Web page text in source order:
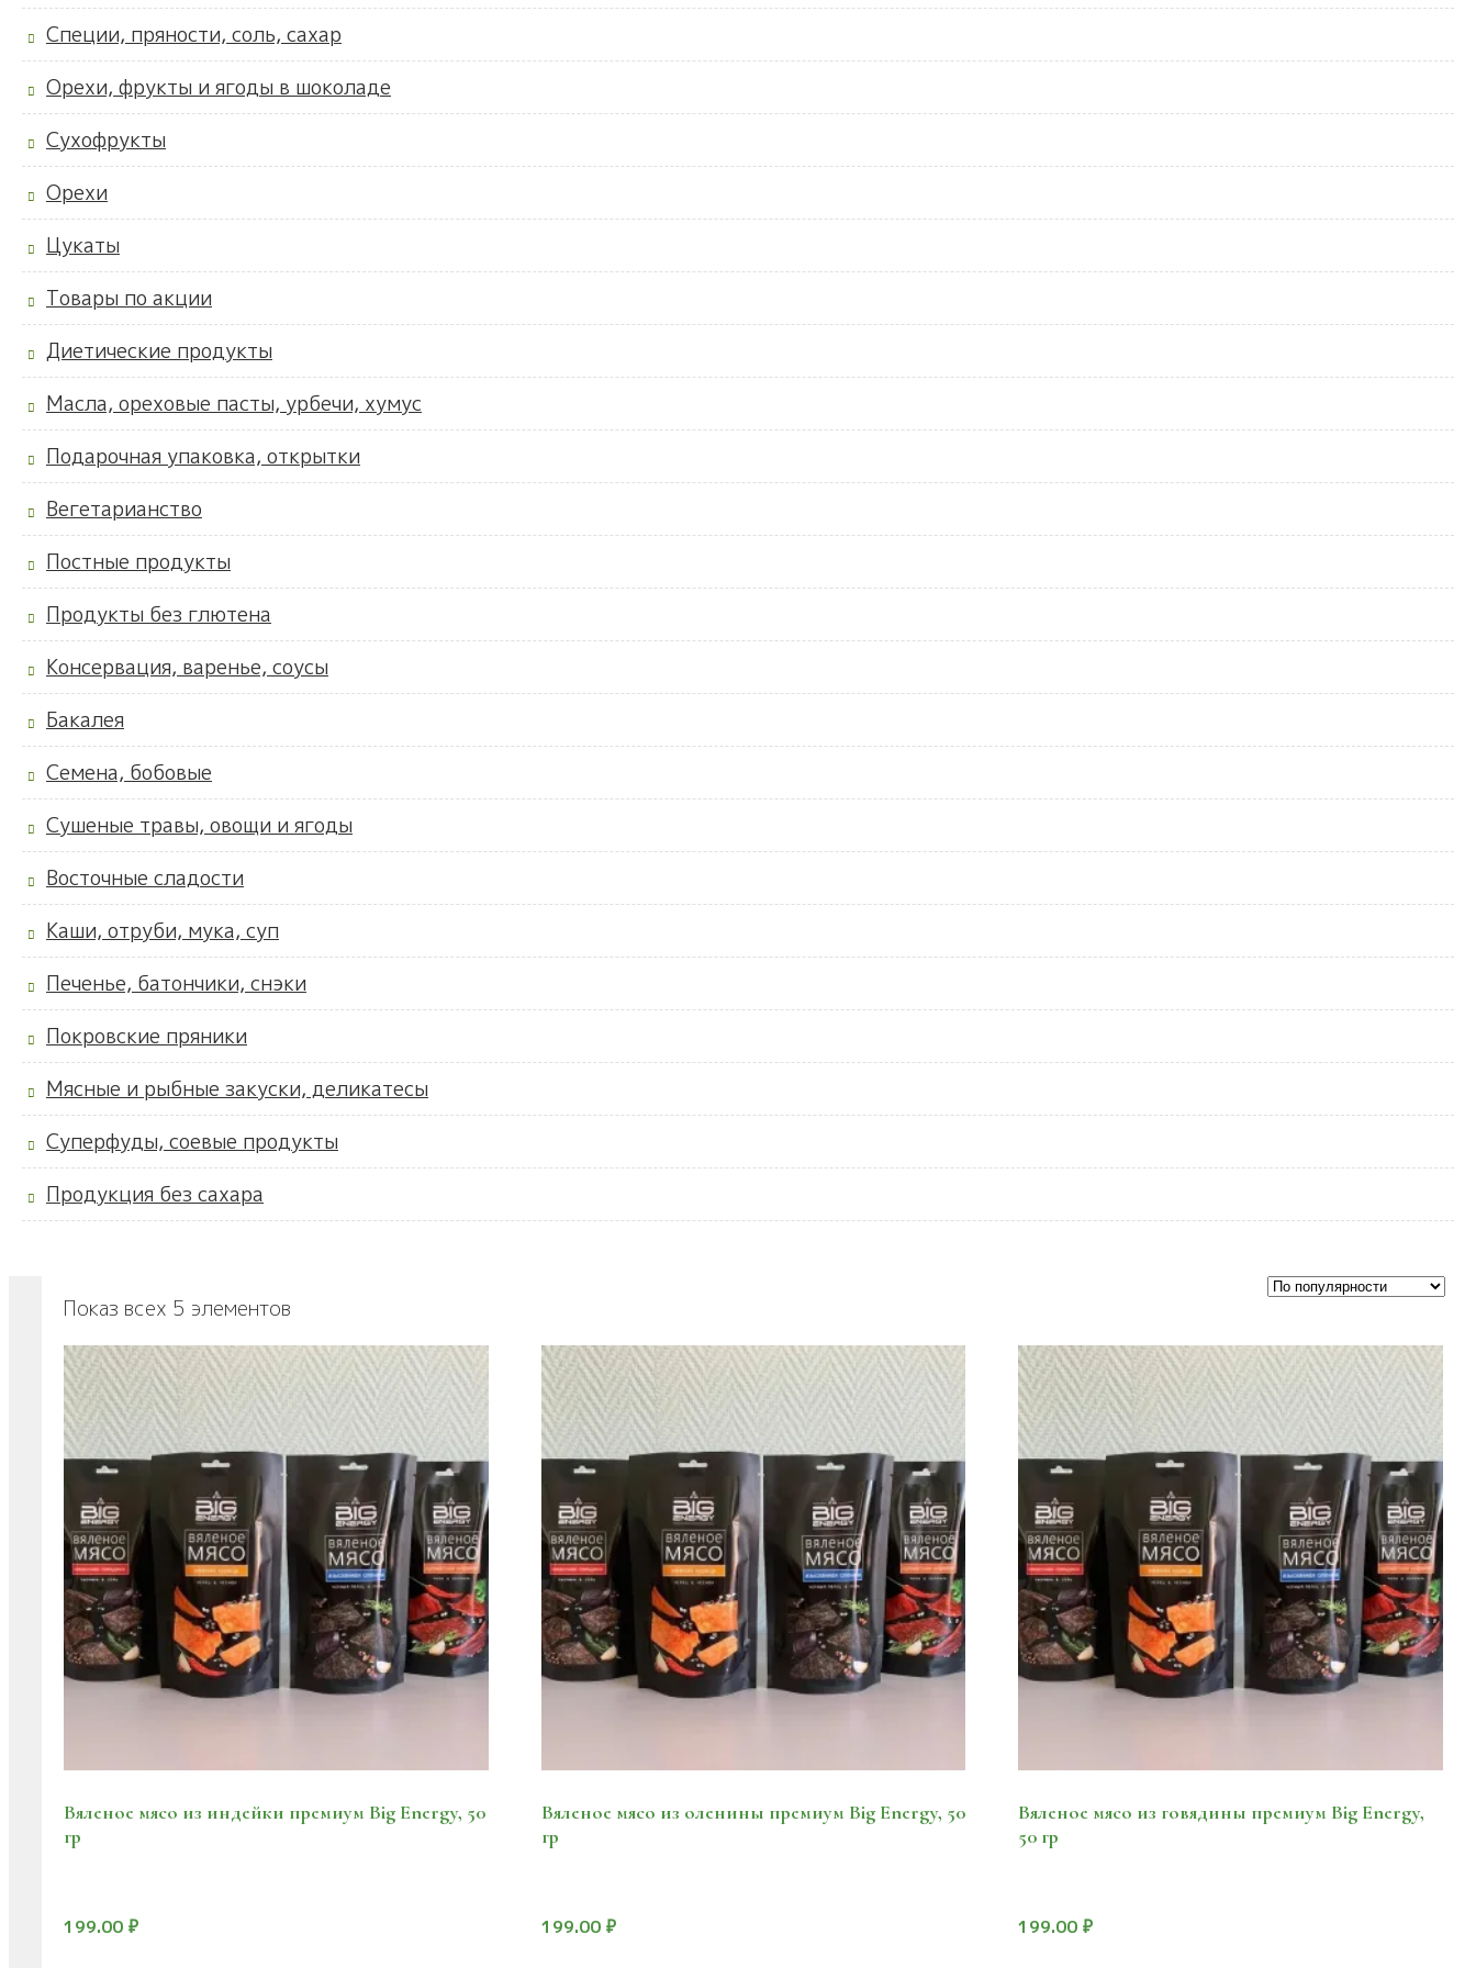
Специи, пряности, соль, сахар
Орехи, фрукты и ягоды в шоколаде
Сухофрукты
Орехи
Цукаты
Товары по акции
Диетические продукты
Масла, ореховые пасты, урбечи, хумус
Подарочная упаковка, открытки
Вегетарианство
Постные продукты
Продукты без глютена
Консервация, варенье, соусы
Бакалея
Семена, бобовые
Сушеные травы, овощи и ягоды
Восточные сладости
Каши, отруби, мука, суп
Печенье, батончики, снэки
Покровские пряники
Мясные и рыбные закуски, деликатесы
Суперфуды, соевые продукты
Продукция без сахара
Показ всех 5 элементов
Вяленое мясо из индейки премиум Big Energy, 50
гр
199.00 ₽
Вяленое мясо из оленины премиум Big Energy, 50
гр
199.00 ₽
Вяленое мясо из говядины премиум Big Energy,
50 гр
199.00₽